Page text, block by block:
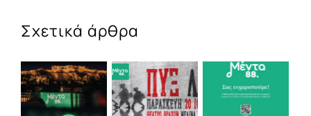
Σχετικά άρθρα